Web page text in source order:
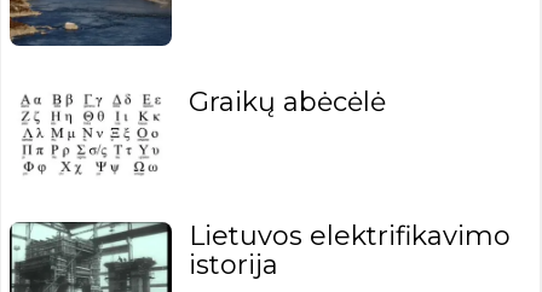
Graikų abėcėlė
Lietuvos elektrifikavimo
istorija